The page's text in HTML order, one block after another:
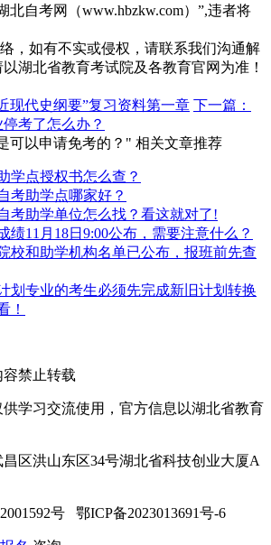
北自考网（www.hbzkw.com）”,违者将
，如有不实或侵权，请联系我们沟通解
湖北省教育考试院及各教育官网为准！
现代史纲要”复习资料第一章 下一篇：
考了怎么办？
可以申请免考的？" 相关文章推荐
学点授权书怎么查？
考助学点哪家好？
考助学单位怎么找？看这就对了!
绩11月18日9:00公布，需要注意什么？
校和助学机构名单已公布，报班前先查
划专业的考生必须先完成新旧计划转换
！
禁止转载
学习交流使用，官方信息以湖北省教育
区洪山东区34号湖北省科技创业大厦A
号 鄂ICP备2023013691号-6